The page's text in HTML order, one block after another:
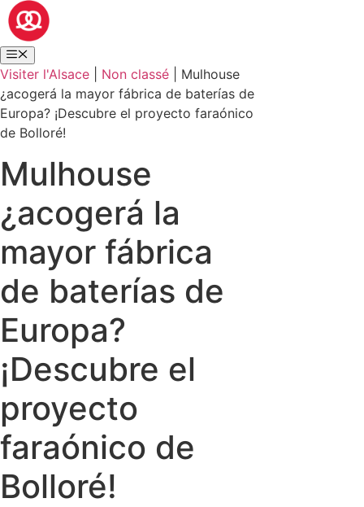
Visiter l'Alsace Non classé
Mulhouse
¿acogerá la mayor fábrica de baterías de
Europa? ¡Descubre el proyecto faraónico
de Bolloré!
Mulhouse
¿acogerá la
mayor fábrica
de baterías de
Europa?
¡Descubre el
proyecto
faraónico de
Bolloré!